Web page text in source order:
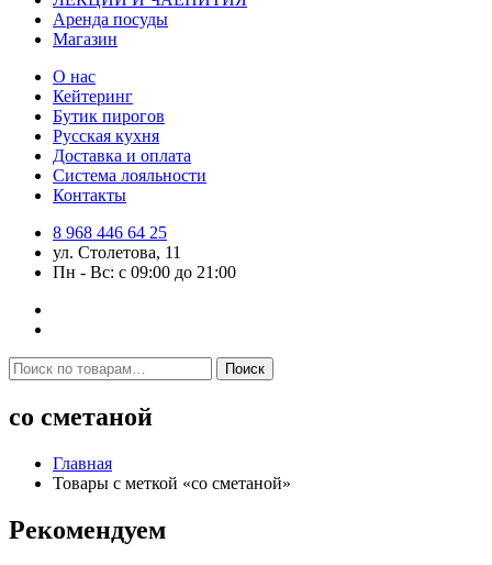
Аренда посуды
Магазин
О нас
Кейтеринг
Бутик пирогов
Русская кухня
Доставка и оплата
Система лояльности
Контакты
8 968 446 64 25
ул. Столетова, 11
Пн - Вс: с 09:00 до 21:00
Искать: Поиск
со сметаной
Главная
Товары с меткой «со сметаной»
Рекомендуем